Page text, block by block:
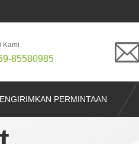
Kami
85580985
PERMINTAAN